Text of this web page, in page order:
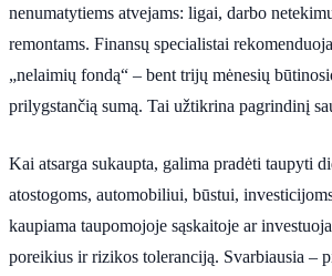
nenumatytiems atvejams: ligai, darbo
remontams. Finansų specialistai
„nelaimių fondą“ – bent trijų mėnesių
prilygstančią sumą. Tai užtikrina pagrindinį
Kai atsarga sukaupta, galima pradėti taupyti
atostogoms, automobiliui, būstui,
kaupiama taupomojoje sąskaitoje ar
poreikius ir rizikos toleranciją. Svarbiausia –